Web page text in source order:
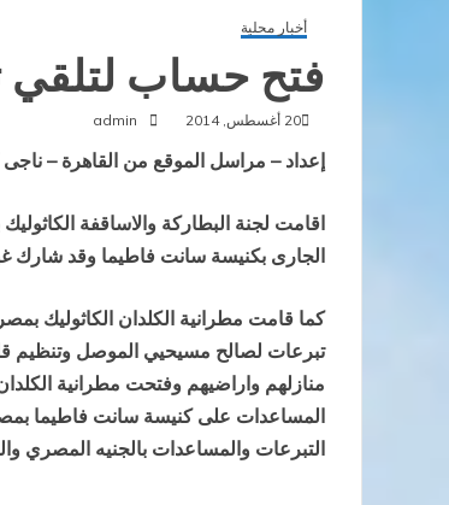
أخبار محلية
فتح حساب لتلقي
20 أغسطس, 2014 admin
إعداد – مراسل الموقع من القاهرة –
الجارى بكنيسة سانت فاطيما وقد شارك
كما قامت مطرانية الكلدان الكاثوليك
تبرعات لصالح مسيحيي الموصل وتنظيم
منازلهم واراضيهم وفتحت مطرانية
المساعدات على كنيسة سانت فاطيما
التبرعات والمساعدات بالجنيه المصري والدولار الأمريكي